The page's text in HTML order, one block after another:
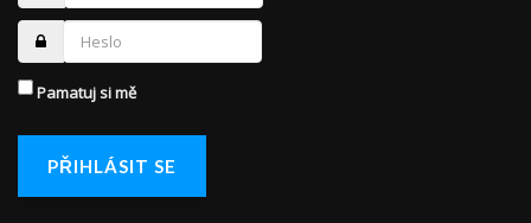
Pamatuj si mě
PŘIHLÁSIT SE